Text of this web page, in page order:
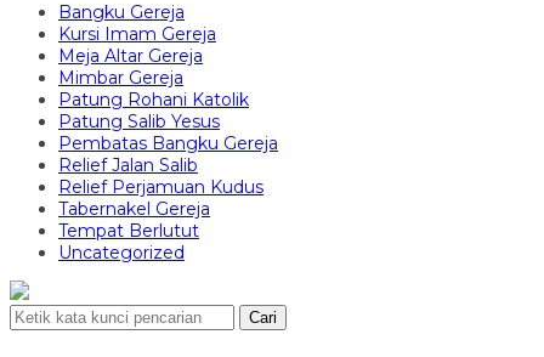
Bangku Gereja
Kursi Imam Gereja
Meja Altar Gereja
Mimbar Gereja
Patung Rohani Katolik
Patung Salib Yesus
Pembatas Bangku Gereja
Relief Jalan Salib
Relief Perjamuan Kudus
Tabernakel Gereja
Tempat Berlutut
Uncategorized
Cari